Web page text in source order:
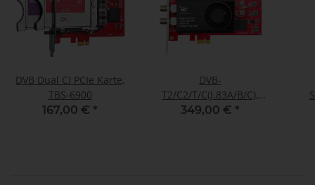
DVB Dual CI PCIe Karte,
TBS-6900
167,00 € *
DVB-
T2/C2/T/C(J.83A/B/C),
ISDB-T/C, ATSC1.0 Octa-
349,00 € *